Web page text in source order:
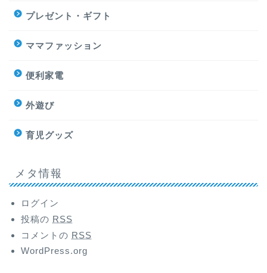
プレゼント・ギフト
ママファッション
便利家電
外遊び
育児グッズ
メタ情報
ログイン
投稿の RSS
コメントの RSS
WordPress.org